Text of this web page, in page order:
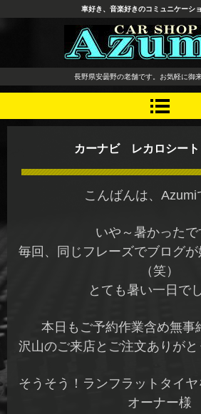
長野県 安曇野市
イール デッドニン
ーディオ レカロ
車好き、音楽好きのコミュニケーシ
長野県安曇野の老舗です。お気軽に御
カーナビ レカロシー
こんばんは、
いや～暑かった
毎回、同じフレーズでブログ
（笑）
とても暑い一日で
本日もご予約作業含め無事
沢山のご来店とご注文ありが
そうそう！ランフラットタイ
オーナー様